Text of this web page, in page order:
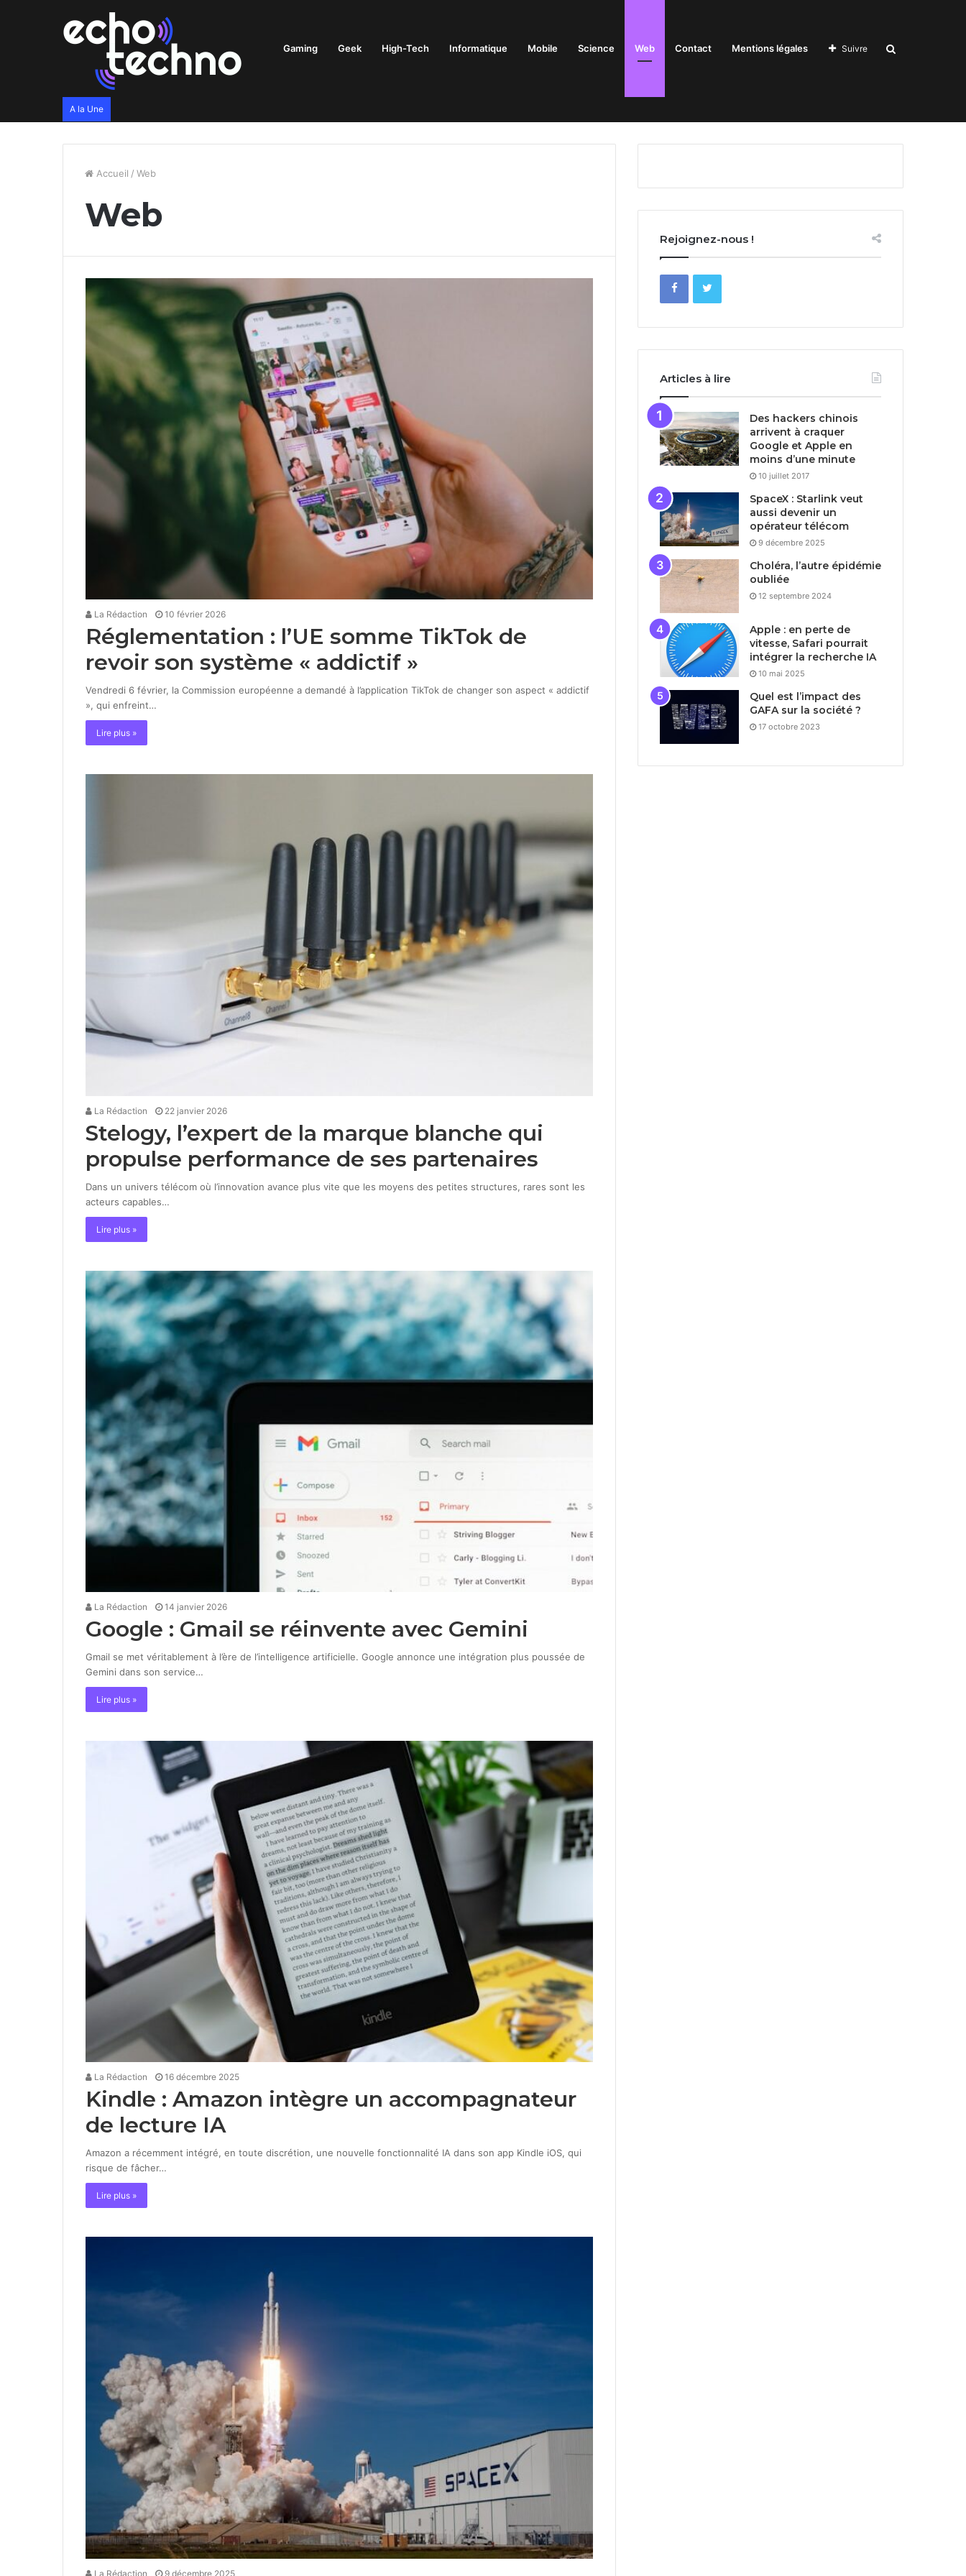
Gaming Geek High-Tech Informatique Mobile Science Web Contact Mentions légales
pour
Suivre
A la Une
Accueil / Web
Web
La Rédaction 10 février 2026
Réglementation : l’UE somme TikTok de
revoir son système « addictif »
Vendredi 6 février, la Commission européenne a demandé à l’application TikTok de changer son aspect « addictif
», qui enfreint…
Lire plus »
La Rédaction 22 janvier 2026
Stelogy, l’expert de la marque blanche qui
propulse performance de ses partenaires
Dans un univers télécom où l’innovation avance plus vite que les moyens des petites structures, rares sont les
acteurs capables…
Lire plus »
La Rédaction 14 janvier 2026
Google : Gmail se réinvente avec Gemini
Gmail se met véritablement à l’ère de l’intelligence artificielle. Google annonce une intégration plus poussée de
Gemini dans son service…
Lire plus »
La Rédaction 16 décembre 2025
Kindle : Amazon intègre un accompagnateur
de lecture IA
Amazon a récemment intégré, en toute discrétion, une nouvelle fonctionnalité IA dans son app Kindle iOS, qui
risque de fâcher…
Lire plus »
La Rédaction 9 décembre 2025
Rejoignez-nous !
Articles à lire
Des hackers chinois
arrivent à craquer
Google et Apple en
moins d’une minute
10 juillet 2017
SpaceX : Starlink veut
aussi devenir un
opérateur télécom
9 décembre 2025
Choléra, l’autre épidémie
oubliée
12 septembre 2024
Apple : en perte de
vitesse, Safari pourrait
intégrer la recherche IA
10 mai 2025
Quel est l’impact des
GAFA sur la société ?
17 octobre 2023